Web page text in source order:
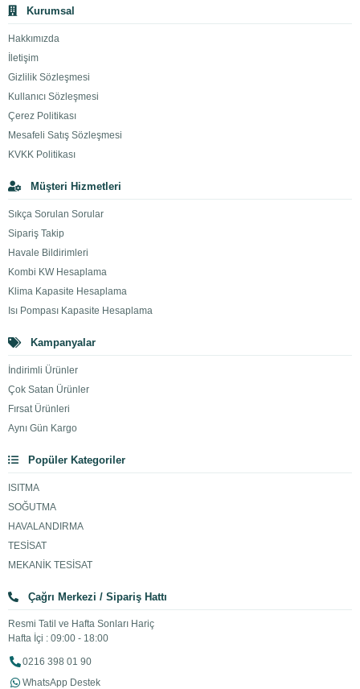
Kurumsal
Hakkımızda
İletişim
Gizlilik Sözleşmesi
Kullanıcı Sözleşmesi
Çerez Politikası
Mesafeli Satış Sözleşmesi
KVKK Politikası
Müşteri Hizmetleri
Sıkça Sorulan Sorular
Sipariş Takip
Havale Bildirimleri
Kombi KW Hesaplama
Klima Kapasite Hesaplama
Isı Pompası Kapasite Hesaplama
Kampanyalar
İndirimli Ürünler
Çok Satan Ürünler
Fırsat Ürünleri
Aynı Gün Kargo
Popüler Kategoriler
ISITMA
SOĞUTMA
HAVALANDIRMA
TESİSAT
MEKANİK TESİSAT
Çağrı Merkezi / Sipariş Hattı
Resmi Tatil ve Hafta Sonları Hariç
Hafta İçi : 09:00 - 18:00
0216 398 01 90
WhatsApp Destek